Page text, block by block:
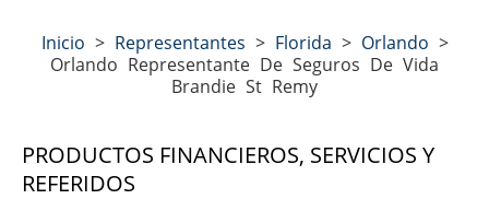
Inicio > Representantes > Florida > Orlando >
Orlando Representante De Seguros De Vida
Brandie St Remy
PRODUCTOS FINANCIEROS, SERVICIOS Y
REFERIDOS